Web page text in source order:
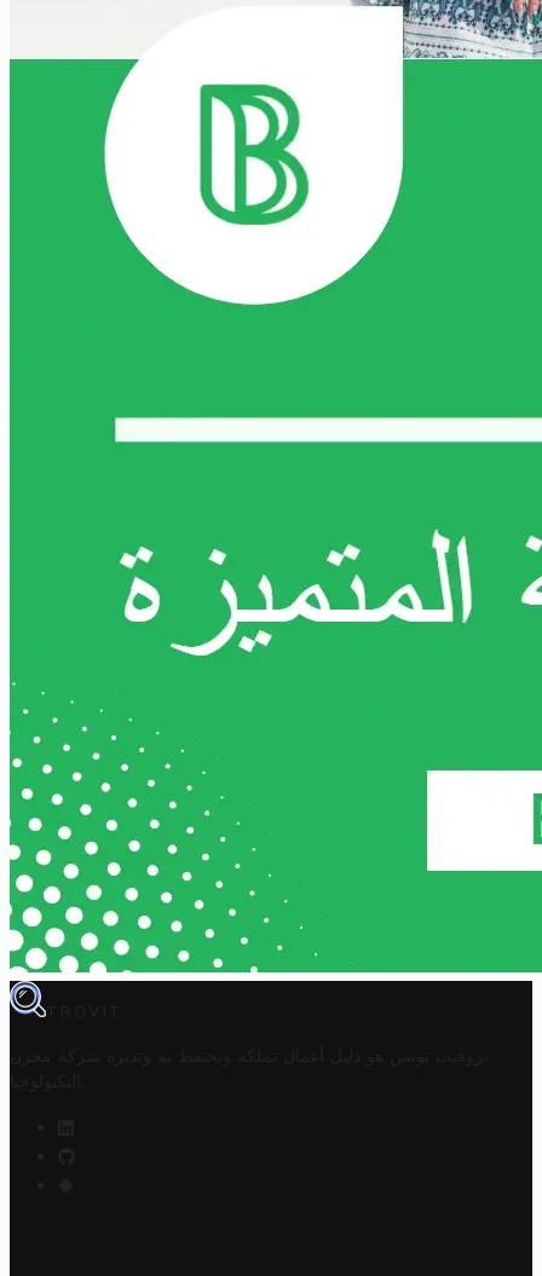
TROVIT
تروفيت تونس هو دليل أعمال تملكه وتحتفظ به وتديره
شركة مخزن
التكنولوجيا